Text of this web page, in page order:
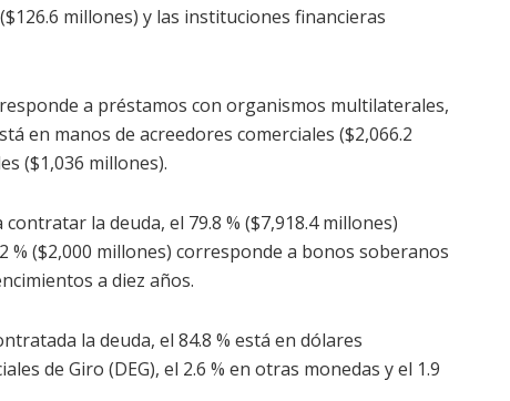
millones) y las instituciones financieras
a préstamos con organismos multilaterales,
en manos de acreedores comerciales ($2,066.2
($1,036 millones).
la deuda, el 79.8 % ($7,918.4 millones)
($2,000 millones) corresponde a bonos soberanos
a diez años.
la deuda, el 84.8 % está en dólares
de Giro (DEG), el 2.6 % en otras monedas y el 1.9